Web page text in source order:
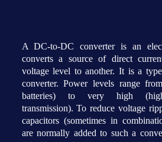
A DC-to-DC converter is an
converts a source of direct
voltage level to another. It is a
converter. Power levels range
batteries) to very high
transmission). To reduce voltage
capacitors (sometimes in
are normally added to such a